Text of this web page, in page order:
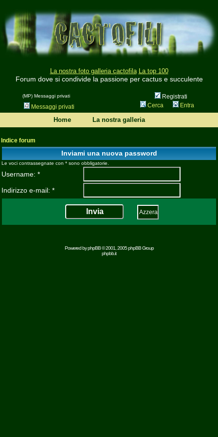
La nostra foto galleria cactofila La top 100
Forum dove si condivide la passione per cactus e succulente
(MP) Messaggi privati
Registrati
Messaggi privati
Cerca Entra
Home La nostra galleria
Indice forum
Inviami una nuova password
Le voci contrassegnate con * sono obbligatorie.
Username: *
Indirizzo e-mail: *
Powered byphpBB© 2001, 2005 phpBB Group
phpbb.it